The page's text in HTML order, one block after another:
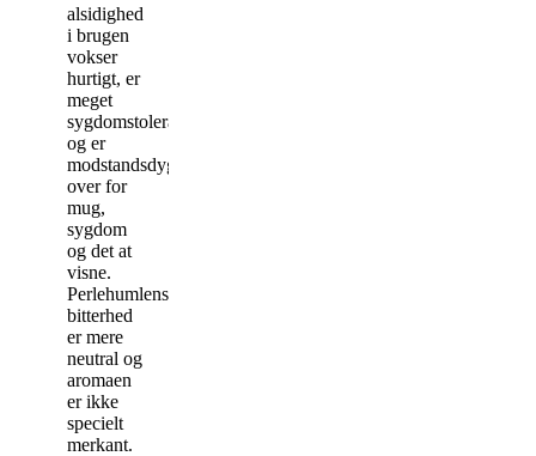
alsidighed
i brugen
vokser
hurtigt, er
meget
sygdomstolerant
og er
modstandsdygtig
over for
mug,
sygdom
og det at
visne.
Perlehumlens
bitterhed
er mere
neutral og
aromaen
er ikke
specielt
merkant.